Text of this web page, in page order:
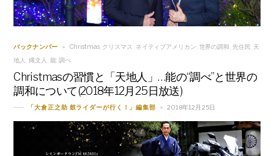
バックナンバー Christmas, クリスマス ネイティブアメリカン 世界の調和 先住民 天
地人 縄文人 能, 調べ
Christmasの習慣と「天地人」…能の“調べ”と世界の
調和について(2018年12月25日放送)
「大倉正之助 鼓ライダーが行く！」編集部 2018年12月25日